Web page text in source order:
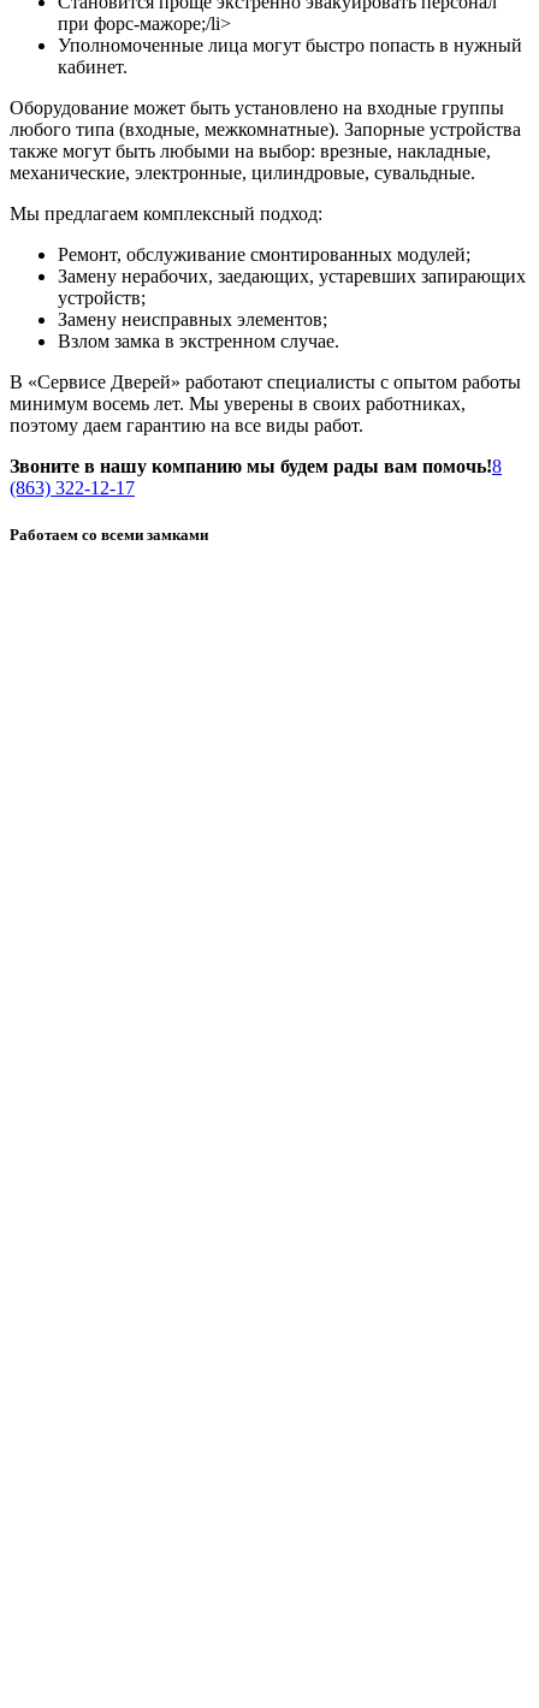
при форс-мажоре;/li>
Уполномоченные лица могут быстро попасть в нужный
кабинет.
Оборудование может быть установлено на входные группы
любого типа (входные, межкомнатные). Запорные устройства
также могут быть любыми на выбор: врезные, накладные,
механические, электронные, цилиндровые, сувальдные.
Мы предлагаем комплексный подход:
Ремонт, обслуживание смонтированных модулей;
Замену нерабочих, заедающих, устаревших запирающих
устройств;
Замену неисправных элементов;
Взлом замка в экстренном случае.
В «Сервисе Дверей» работают специалисты с опытом работы
минимум восемь лет. Мы уверены в своих работниках,
поэтому даем гарантию на все виды работ.
Звоните в нашу компанию мы будем рады вам помочь!8
(863) 322-12-17
Работаем со всеми замками